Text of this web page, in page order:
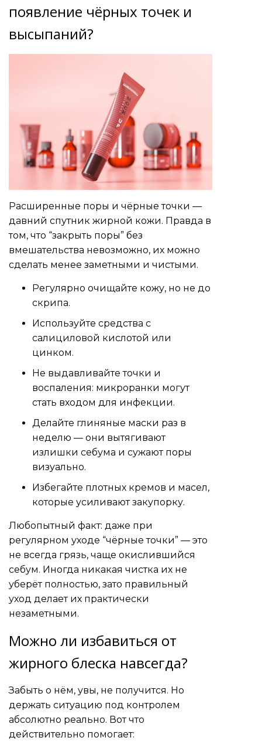
появление чёрных точек и
высыпаний?
Расширенные поры и чёрные точки —
давний спутник жирной кожи. Правда в
том, что “закрыть поры” без
вмешательства невозможно, их можно
сделать менее заметными и чистыми.
Регулярно очищайте кожу, но не до
скрипа.
Используйте средства с
салициловой кислотой или
цинком.
Не выдавливайте точки и
воспаления: микроранки могут
стать входом для инфекции.
Делайте глиняные маски раз в
неделю — они вытягивают
излишки себума и сужают поры
визуально.
Избегайте плотных кремов и масел,
которые усиливают закупорку.
Любопытный факт: даже при
регулярном уходе “чёрные точки” — это
не всегда грязь, чаще окислившийся
себум. Иногда никакая чистка их не
уберёт полностью, зато правильный
уход делает их практически
незаметными.
Можно ли избавиться от
жирного блеска навсегда?
Забыть о нём, увы, не получится. Но
держать ситуацию под контролем
абсолютно реально. Вот что
действительно помогает: